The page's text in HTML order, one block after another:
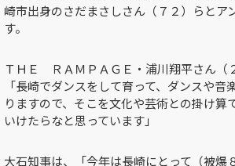
崎市出身のさだまさしさん（７２）らとア
す。
ＴＨＥ ＲＡＭＰＡＧＥ・浦川翔平さん（
「長崎でダンスをして育って、ダンスや音
りますので、そこを文化や芸術との掛け算
いけたらなと思っています」
大石知事は、「今年は長崎にとって（被爆